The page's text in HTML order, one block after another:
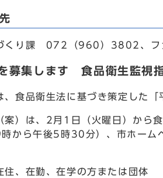
くり課 072（960）3802、フ
募集します 食品衛生監視指
食品衛生法に基づき策定した「
）は、2月1日（火曜日）から
から午後5時30分）、市ホーム
、在勤、在学の方または団体